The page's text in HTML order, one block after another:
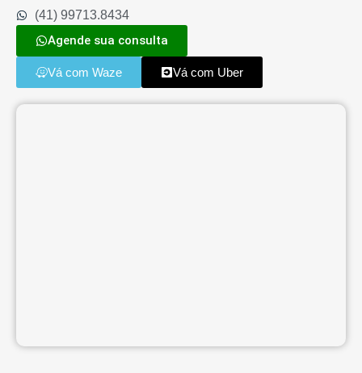
(41) 99713.8434
Agende sua consulta
Vá com Waze Vá com Uber